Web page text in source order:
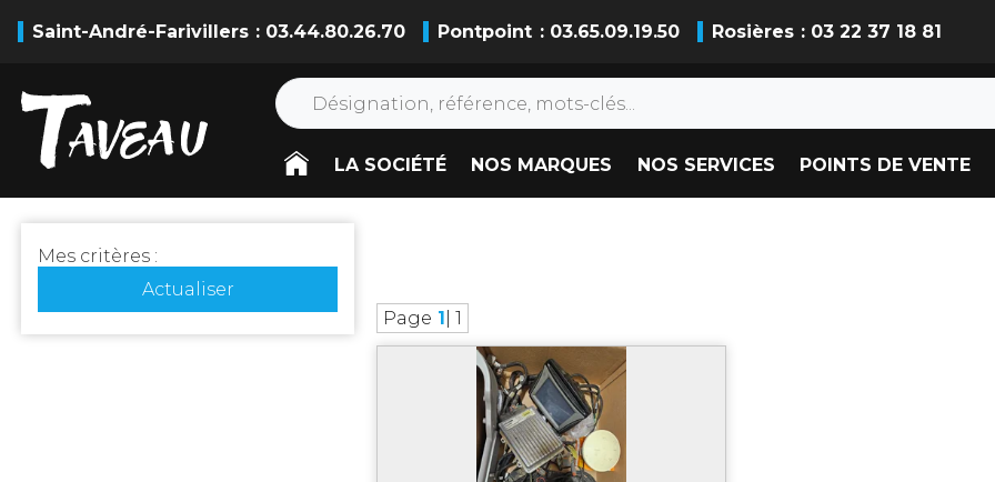
Saint-André-Farivillers : 03.44.80.26.70 Pontpoint : 03.65.09.19.50 Rosières : 03 22 37 18 81
LA SOCIÉTÉ NOS MARQUES NOS SERVICES POINTS DE VENTE
Mes critères :
Actualiser
Page 1 | 1